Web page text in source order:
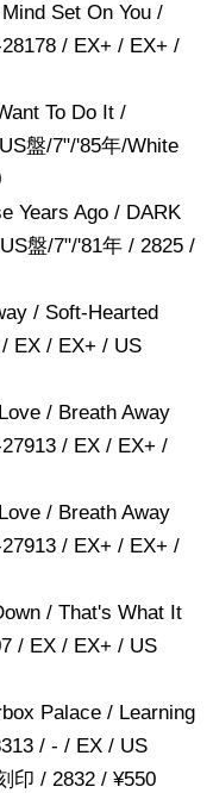
Set On You /
/ EX+ / EX+ /
To Do It /
盤/7"/'85年/White
Years Ago / DARK
盤/7"/'81年 / 2825 /
/ Soft-Hearted
EX / EX+ / US
/ Breath Away
/ EX / EX+ /
/ Breath Away
/ EX+ / EX+ /
/ That's What It
/ EX / EX+ / US
Palace / Learning
/ - / EX / US
印 / 2832 / ¥550